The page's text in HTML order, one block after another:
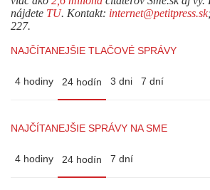
nájdete TU. Kontakt: internet@petitpress.sk
227.
NAJČÍTANEJŠIE TLAČOVÉ SPRÁVY
4 hodiny 24 hodín 3 dni 7 dní
NAJČÍTANEJŠIE SPRÁVY NA SME
4 hodiny 24 hodín 7 dní